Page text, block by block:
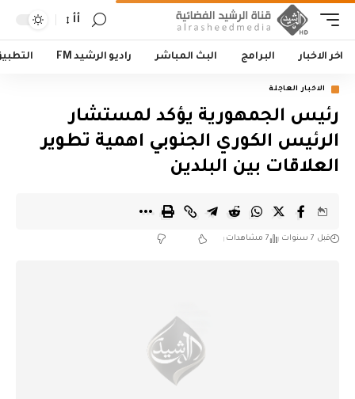
أأ
اخر الاخبار البرامج البث المباشر راديو الرشيد FM
الاخبار العاجلة
رئيس الجمهورية يؤكد لمستشار
الرئيس الكوري الجنوبي اهمية تطوير
العلاقات بين البلدين
قبل 7 سنوات 7 مشاهدات